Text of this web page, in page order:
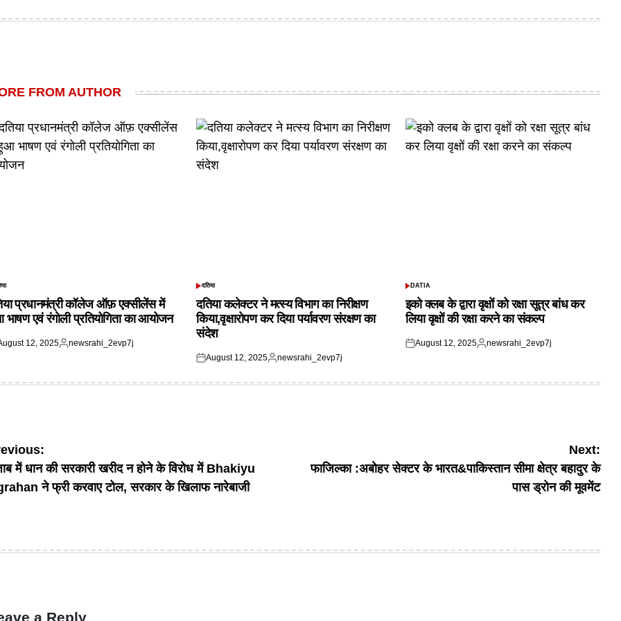
FROM AUTHOR
प्रधानमंत्री कॉलेज ऑफ़ एक्सीलेंस में
एवं रंगोली प्रतियोगिता का आयोजन
12, 2025
Posted
newsrahi_2evp7j
POSTED
दतिया
दतिया कलेक्टर ने मत्स्य विभाग का निरीक्षण
किया,वृक्षारोपण कर दिया पर्यावरण संरक्षण का
संदेश
Posted
August 12, 2025
Posted
newsrahi_2evp7j
POSTED
DATIA
इको क्लब के द्वारा वृक्षों को रक्षा सूत्र बांध कर
लिया वृक्षों की रक्षा करने का संकल्प
Posted
August 12, 2025
Posted
newsrahi_2evp7j
में धान की सरकारी खरीद न होने के विरोध में Bhakiyu
ने फ्री करवाए टोल, सरकार के खिलाफ नारेबाजी
Next:
फाजिल्का :अबोहर सेक्टर के भारत&पाकिस्तान सीमा क्षेत्र बहादुर के
पास ड्रोन की मूवमेंट
a Reply